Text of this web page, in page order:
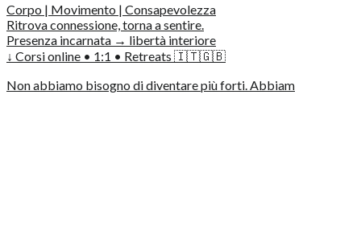
Corpo | Movimento | Consapevolezza
Ritrova connessione, torna a sentire.
Presenza incarnata → libertà interiore
↓ Corsi online • 1:1 • Retreats 🇮🇹🇬🇧
Non abbiamo bisogno di diventare più forti. Abbiam